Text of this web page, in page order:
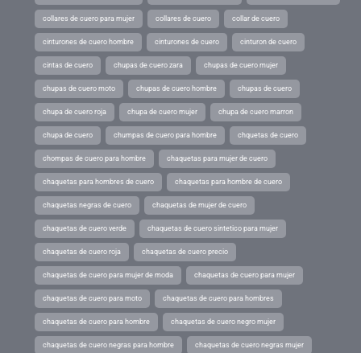
collares de cuero para mujer collares de cuero collar de cuero
cinturones de cuero hombre cinturones de cuero cinturon de cuero
cintas de cuero chupas de cuero zara chupas de cuero mujer
chupas de cuero moto chupas de cuero hombre chupas de cuero
chupa de cuero roja chupa de cuero mujer chupa de cuero marron
chupa de cuero chumpas de cuero para hombre chquetas de cuero
chompas de cuero para hombre chaquetas para mujer de cuero
chaquetas para hombres de cuero chaquetas para hombre de cuero
chaquetas negras de cuero chaquetas de mujer de cuero
chaquetas de cuero verde chaquetas de cuero sintetico para mujer
chaquetas de cuero roja chaquetas de cuero precio
chaquetas de cuero para mujer de moda chaquetas de cuero para mujer
chaquetas de cuero para moto chaquetas de cuero para hombres
chaquetas de cuero para hombre chaquetas de cuero negro mujer
chaquetas de cuero negras para hombre chaquetas de cuero negras mujer